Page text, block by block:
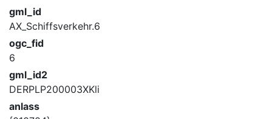
gml_id
AX_Schiffsverkehr.6
ogc_fid
6
gml_id2
DERPLP200003XKli
anlass